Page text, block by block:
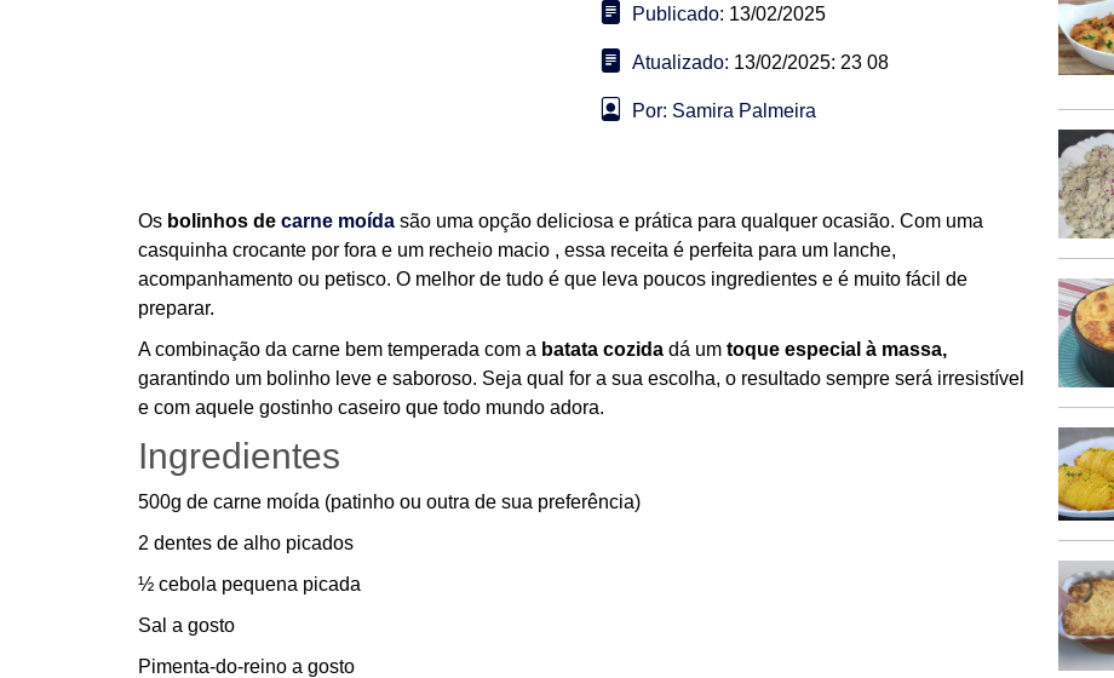
Publicado: 13/02/2025
Atualizado: 13/02/2025: 23 08
Por: Samira Palmeira
Os bolinhos de carne moída são uma opção deliciosa e prática para qualquer ocasião. Com uma
casquinha crocante por fora e um recheio macio , essa receita é perfeita para um lanche,
acompanhamento ou petisco. O melhor de tudo é que leva poucos ingredientes e é muito fácil de
preparar.
A combinação da carne bem temperada com a batata cozida dá um toque especial à massa,
garantindo um bolinho leve e saboroso. Seja qual for a sua escolha, o resultado sempre será irresistível
e com aquele gostinho caseiro que todo mundo adora.
Ingredientes
500g de carne moída (patinho ou outra de sua preferência)
2 dentes de alho picados
½ cebola pequena picada
Sal a gosto
Pimenta-do-reino a gosto